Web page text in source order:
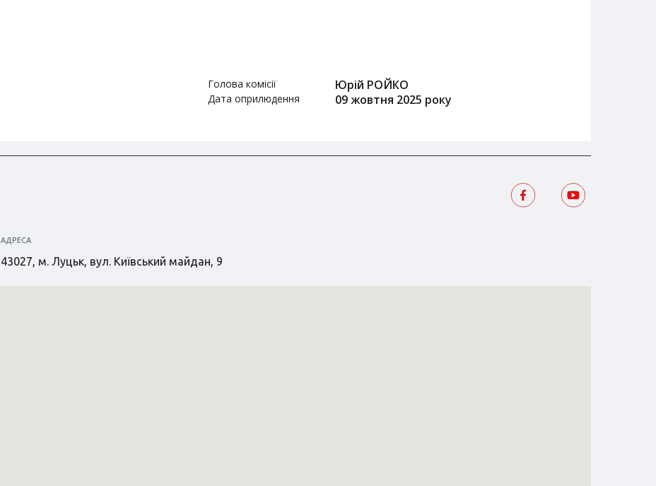
Голова комісії Юрій РОЙКО
Дата оприлюдення 09 жовтня 2025 року
АДРЕСА
43027, м. Луцьк, вул. Київський майдан, 9